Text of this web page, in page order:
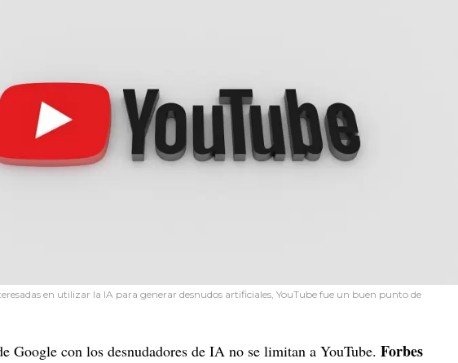
en utilizar la IA para generar desnudos artificiales, YouTube fue un buen punto de
Google con los desnudadores de IA no se limitan a YouTube. Forbes